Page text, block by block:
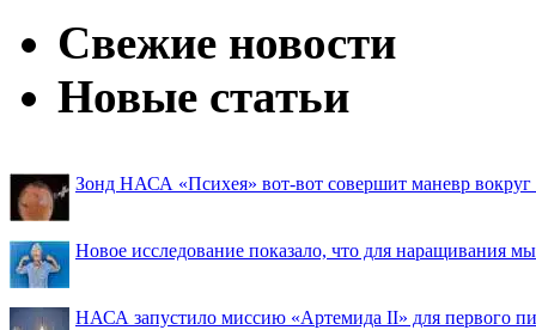
Свежие новости
Новые статьи
Зонд НАСА «Психея» вот-вот совершит маневр вокруг
Новое исследование показало, что для наращивания
НАСА запустило миссию «Артемида II» для первого